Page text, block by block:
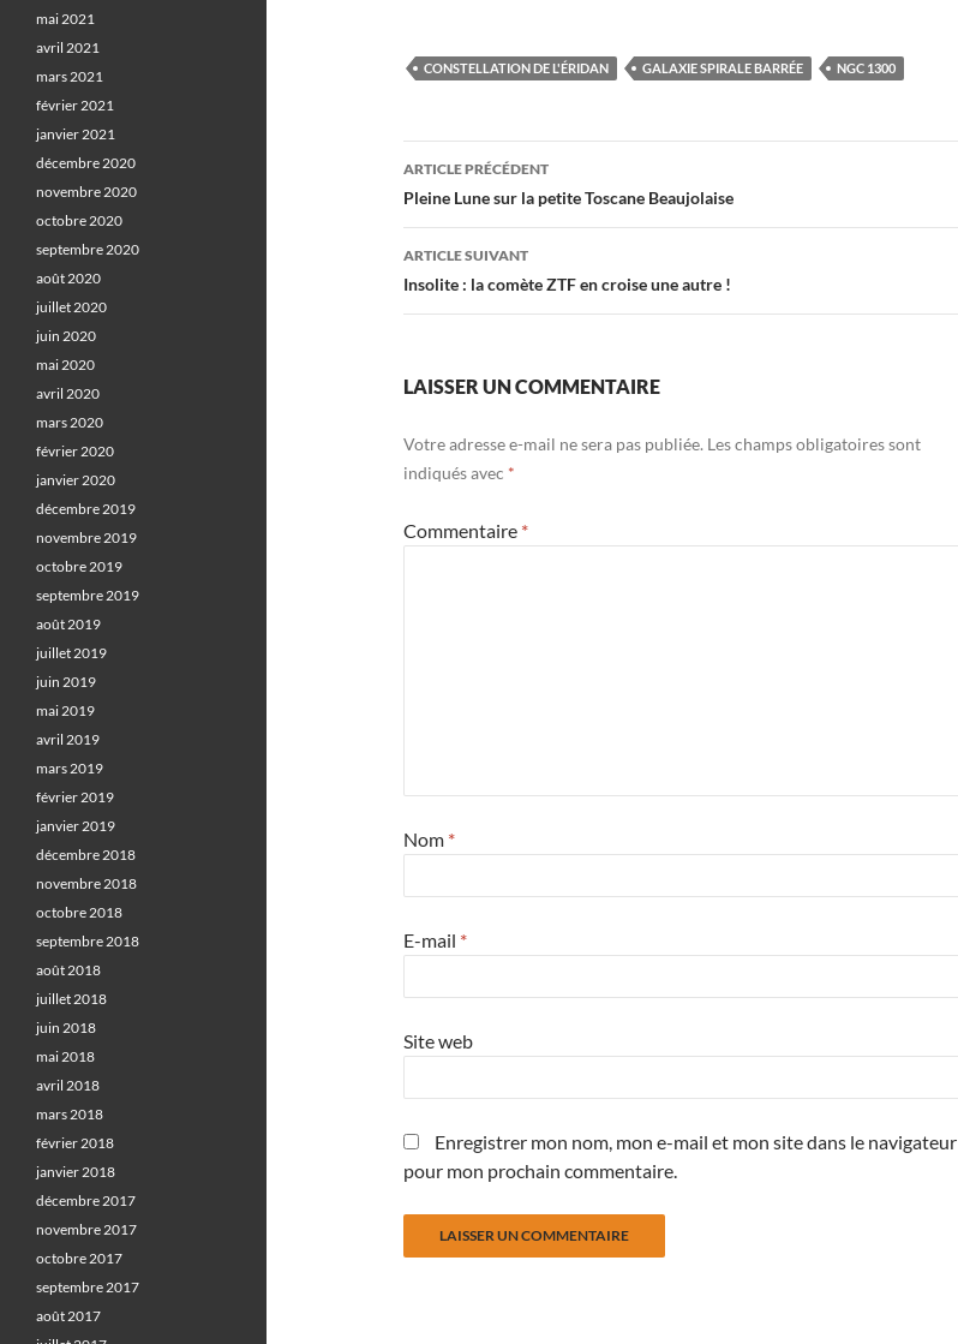
CONSTELLATION DE L'ÉRIDAN GALAXIE SPIRALE BARRÉE NGC 1300
Navigation
des
articles
ARTICLE PRÉCÉDENT
Pleine Lune sur la petite Toscane Beaujolaise
ARTICLE SUIVANT
Insolite : la comète ZTF en croise une autre !
LAISSER UN COMMENTAIRE
Votre adresse e-mail ne sera pas publiée. Les champs obligatoires sont
indiqués avec *
Commentaire *
Nom *
E-mail *
Site web
Enregistrer mon nom, mon e-mail et mon site dans le navigateur
pour mon prochain commentaire.
mai 2021
avril 2021
mars 2021
février 2021
janvier 2021
décembre 2020
novembre 2020
octobre 2020
septembre 2020
août 2020
juillet 2020
juin 2020
mai 2020
avril 2020
mars 2020
février 2020
janvier 2020
décembre 2019
novembre 2019
octobre 2019
septembre 2019
août 2019
juillet 2019
juin 2019
mai 2019
avril 2019
mars 2019
février 2019
janvier 2019
décembre 2018
novembre 2018
octobre 2018
septembre 2018
août 2018
juillet 2018
juin 2018
mai 2018
avril 2018
mars 2018
février 2018
janvier 2018
décembre 2017
novembre 2017
octobre 2017
septembre 2017
août 2017